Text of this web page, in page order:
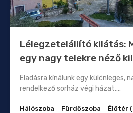
Lélegzetelállító kilátás:
egy nagy telekre néző
Eladásra kínálunk egy különleges,
rendelkező sorház végi házat.…
Hálószoba
Fürdőszoba
Élőtér